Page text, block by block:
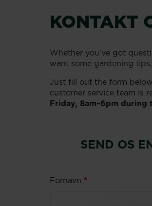
KONTAKT
Whether you’ve got
want some gardening
Just fill out the form
customer service team is
Friday, 8am–6pm during
SEND OS
Fornavn